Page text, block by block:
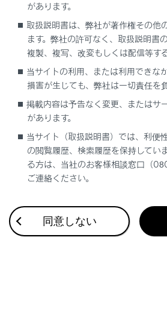
合わせて見られているページ
警告灯がついたときは
電子キーが正常に働かないときは
ソフトトップルーフが閉まらないとき
このページは役に立ちましたか？
があります。
取扱説明書は、弊社が著作権その他
ます。弊社の許可なく、取扱説明書
複製、複写、改変もしくは配信等す
当サイトの利用、または利用できな
損害が生じても、弊社は一切責任を
掲載内容は予告なく変更、またはサ
があります。
当サイト（取扱説明書）では、利便
の閲覧履歴、検索履歴を保持してい
る方は、当社のお客様相談窓口（
ご連絡ください。
同意しない